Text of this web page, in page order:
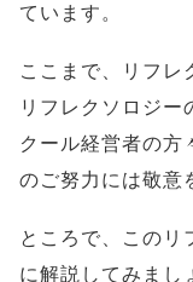
ています。
ここまで、リフレ
リフレクソロジー
クール経営者の方
のご努力には敬意
ところで、このリ
に解説してみまし